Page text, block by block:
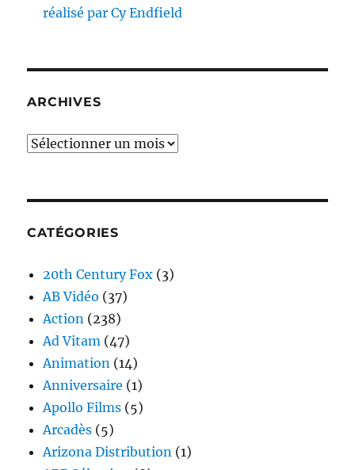
réalisé par Cy Endfield
ARCHIVES
Archives
CATÉGORIES
20th Century Fox (3)
AB Vidéo (37)
Action (238)
Ad Vitam (47)
Animation (14)
Anniversaire (1)
Apollo Films (5)
Arcadès (5)
Arizona Distribution (1)